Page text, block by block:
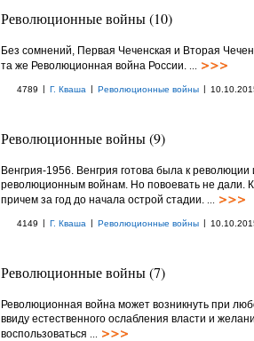
Революционные войны (10)
Без сомнений, Первая Чеченская и Вторая
та же Революционная война России. ...
4789 | Г. Кваша | Революционные войны |
Революционные войны (9)
Венгрия-1956. Венгрия готова была к революции
революционным войнам. Но повоевать не дали.
причем за год до начала острой стадии. ...
4149 | Г. Кваша | Революционные войны |
Революционные войны (7)
Революционная война может возникнуть при
ввиду естественного ослабления власти и
воспользоваться ...